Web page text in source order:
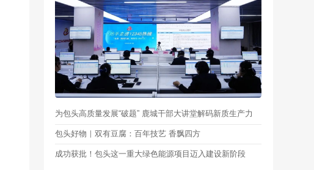
为包头高质量发展“破题” 鹿城干部大讲堂解码新质生产力
包头好物｜双有豆腐：百年技艺 香飘四方
成功获批！包头这一重大绿色能源项目迈入建设新阶段